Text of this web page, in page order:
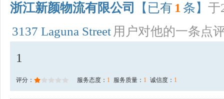
浙江新颜物流有限公司 【已有 1 条】 于
3137 Laguna Street 用户对他的一条点
1
评分： 服务态度： 1 服务质量： 1 诚信度： 1